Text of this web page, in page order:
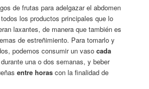
de frutas para adelgazar el abdomen
los productos principales que lo
laxantes, de manera que también es
de estreñimiento. Para tomarlo y
podemos consumir un vasocada
una o dos semanas, y beber
entre horas con la finalidad de